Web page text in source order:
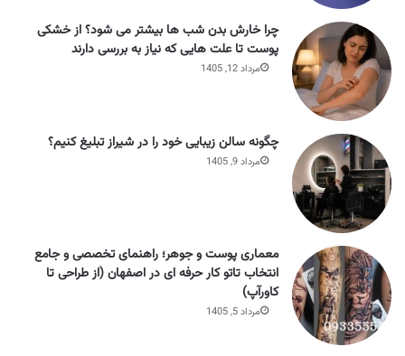
چرا خارش بدن شب ها بیشتر می شود؟ از خشکی
پوست تا علت هایی که نیاز به بررسی دارند
مرداد 12, 1405
چگونه سالن زیبایی خود را در شیراز تبلیغ کنیم؟
مرداد 9, 1405
معماری پوست و جوهر؛ راهنمای تخصصی و جامع
انتخاب تاتو کار حرفه ای در اصفهان (از طراحی تا
کاورآپ)
مرداد 5, 1405